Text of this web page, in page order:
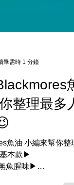
畢需時 1 分鐘
魚
整理最多人